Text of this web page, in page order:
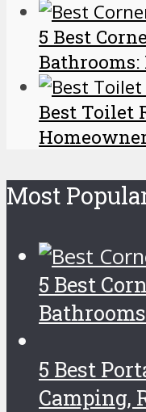
5 Best
Bathrooms:
Best Toilet
Most
5 Best
5 Best
Camping,